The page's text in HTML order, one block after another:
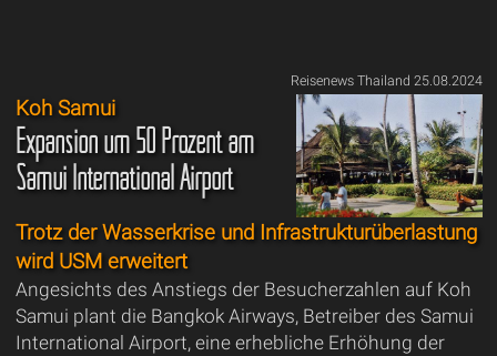
Reisenews Thailand 25.08.2024
Koh Samui
Expansion um 50 Prozent am
Samui International Airport
Trotz der Wasserkrise und Infrastrukturüberlastung
wird USM erweitert
Angesichts des Anstiegs der Besucherzahlen auf Koh
Samui plant die Bangkok Airways, Betreiber des Samui
International Airport, eine erhebliche Erhöhung der